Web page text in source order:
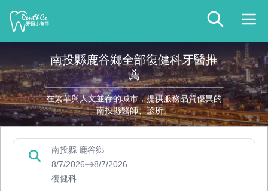
南投縣鹿谷鄉全部復健科牙醫推
薦
在繁華與人文並存的城市，提供服務品質優異的
南投縣醫師、診所。
南投縣 鹿谷鄉
8/7/2026
8/7/2026
復健科